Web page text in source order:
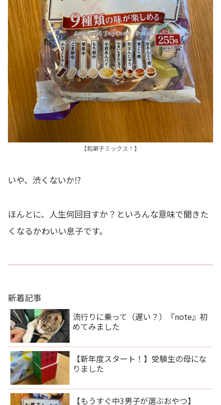
【和菓子ミックス！】
いや、渋くないか⁉️
ほんとに、人生何回目すか？といろんな意味で聞きた
くなるかわいい息子です。
新着記事
流行りに乗って（遅い？）『note』初
めてみました
【新年度スタート！】受験生の母にな
りました
【もうすぐ中3男子が選ぶおやつ】